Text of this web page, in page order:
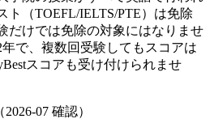
ト（TOEFL/IELTS/PTE）は免除
だけでは免除の対象にはなりませ
で、複数回受験してもスコアは
スコアも受け付けられませ
（2026-07 確認）